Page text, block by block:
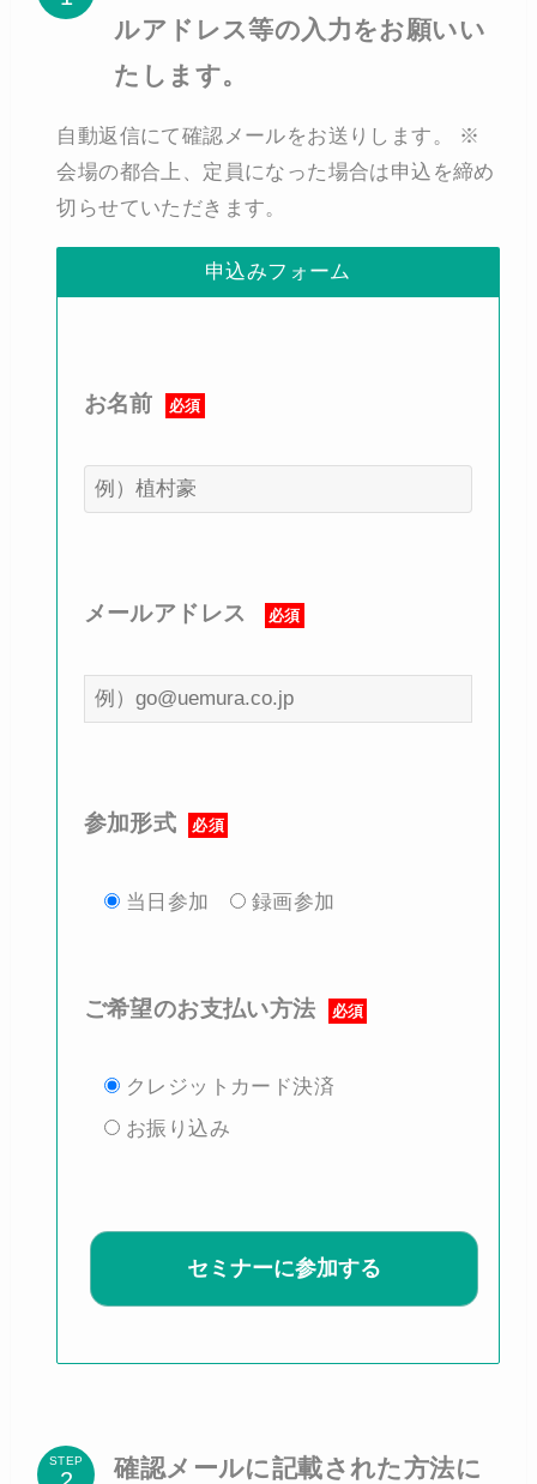
ルアドレス等の入力をお願いい
たします。
自動返信にて確認メールをお送りします。 ※
会場の都合上、定員になった場合は申込を締め
切らせていただきます。
申込みフォーム
お名前 必須
メールアドレス 必須
参加形式 必須
当日参加 録画参加
ご希望のお支払い方法 必須
クレジットカード決済
お振り込み
STEP
確認メールに記載された方法に